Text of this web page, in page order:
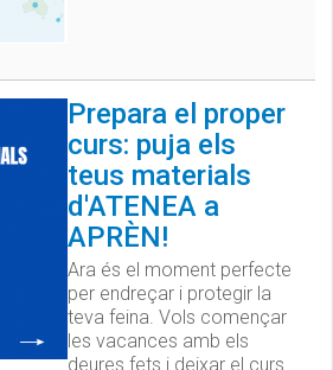
Prepara el proper
curs: puja els
teus materials
d'ATENEA a
APRÈN!
Ara és el moment perfecte
per endreçar i protegir la
teva feina. Vols començar
les vacances amb els
deures fets i deixar el curs